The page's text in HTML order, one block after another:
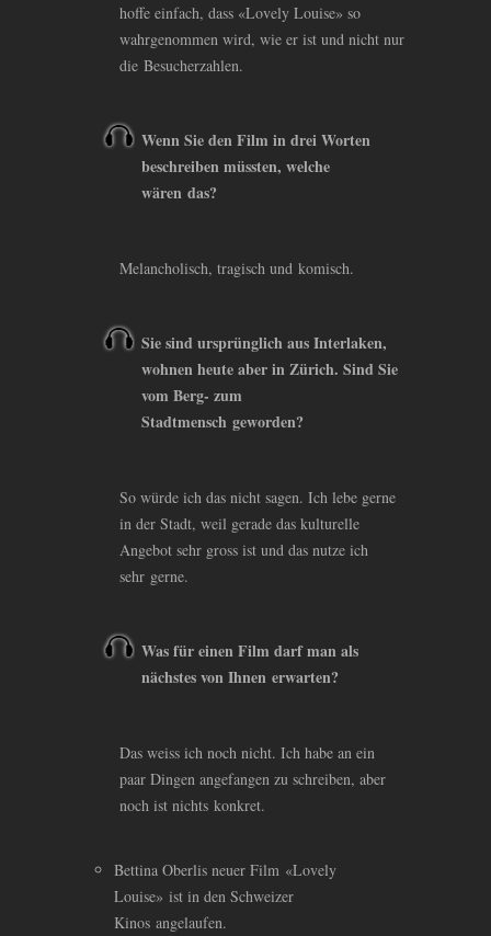
hoffe einfach, dass «Lovely Louise» so
wahrgenommen wird, wie er ist und nicht nur
die Besucherzahlen.
Wenn Sie den Film in drei Worten
beschreiben müssten, welche
wären das?
Melancholisch, tragisch und komisch.
Sie sind ursprünglich aus Interlaken,
wohnen heute aber in Zürich. Sind Sie
vom Berg- zum
Stadtmensch geworden?
So würde ich das nicht sagen. Ich lebe gerne
in der Stadt, weil gerade das kulturelle
Angebot sehr gross ist und das nutze ich
sehr gerne.
Was für einen Film darf man als
nächstes von Ihnen erwarten?
Das weiss ich noch nicht. Ich habe an ein
paar Dingen angefangen zu schreiben, aber
noch ist nichts konkret.
Bettina Oberlis neuer Film «Lovely
Louise» ist in den Schweizer
Kinos angelaufen.